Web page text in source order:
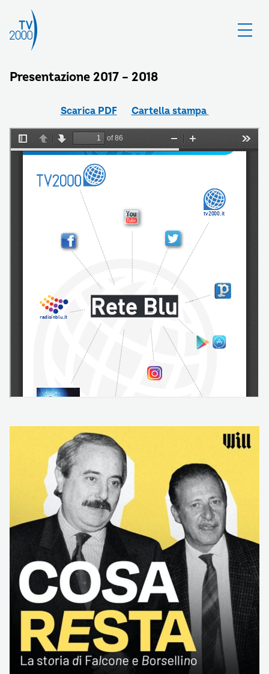
Presentazione 2017 – 2018
Scarica PDF Cartella stampa